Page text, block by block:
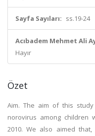
Sayfa Sayıları: ss.19-24
Acıbadem Mehmet Ali
Hayır
Özet
Aim. The aim of this
norovirus among children
2010. We also aimed